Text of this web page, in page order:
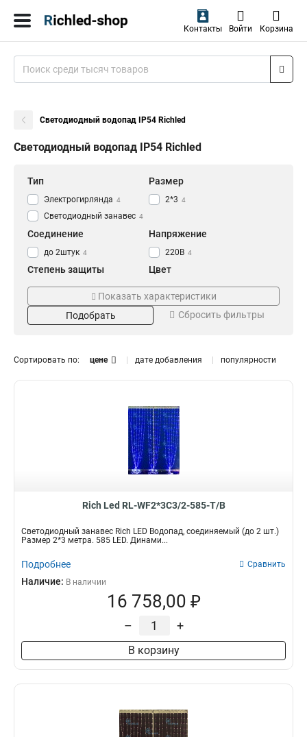
Контакты Войти Корзина
Светодиодный водопад IP54 Richled
Светодиодный водопад IP54 Richled
Тип
Электрогирлянда 4
Светодиодный занавес 4
Размер
2*3 4
Соединение
до 2штук 4
Напряжение
220В 4
Степень защиты
IP54 4
Цвет
Прозрачный 4
Синий 1
Теплый белый 2
Кол-во светодиодов Мощность
Показать характеристики
Подобрать
Сбросить фильтры
Сортировать по: цене дате добавления популярности
Rich Led RL-WF2*3C3/2-585-T/B
Светодиодный занавес Rich LED Водопад, соединяемый (до 2 шт.)
Размер 2*3 метра. 585 LED. Динами...
Подробнее Сравнить
Наличие: В наличии
16 758,00 ₽
– +
В корзину